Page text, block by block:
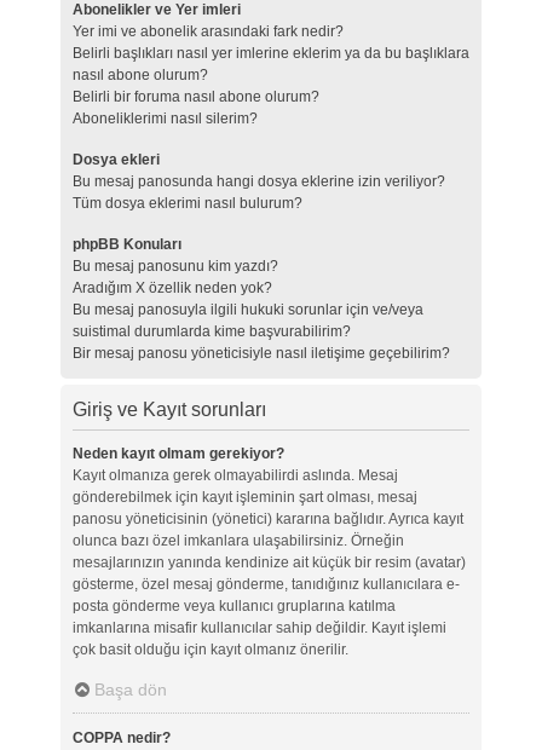
Abonelikler ve Yer imleri
Yer imi ve abonelik arasındaki fark nedir?
Belirli başlıkları nasıl yer imlerine eklerim ya da bu başlıklara
nasıl abone olurum?
Belirli bir foruma nasıl abone olurum?
Aboneliklerimi nasıl silerim?
Dosya ekleri
Bu mesaj panosunda hangi dosya eklerine izin veriliyor?
Tüm dosya eklerimi nasıl bulurum?
phpBB Konuları
Bu mesaj panosunu kim yazdı?
Aradığım X özellik neden yok?
Bu mesaj panosuyla ilgili hukuki sorunlar için ve/veya
suistimal durumlarda kime başvurabilirim?
Bir mesaj panosu yöneticisiyle nasıl iletişime geçebilirim?
Giriş ve Kayıt sorunları
Neden kayıt olmam gerekiyor?
Kayıt olmanıza gerek olmayabilirdi aslında. Mesaj
gönderebilmek için kayıt işleminin şart olması, mesaj
panosu yöneticisinin (yönetici) kararına bağlıdır. Ayrıca kayıt
olunca bazı özel imkanlara ulaşabilirsiniz. Örneğin
mesajlarınızın yanında kendinize ait küçük bir resim (avatar)
gösterme, özel mesaj gönderme, tanıdığınız kullanıcılara e-
posta gönderme veya kullanıcı gruplarına katılma
imkanlarına misafir kullanıcılar sahip değildir. Kayıt işlemi
çok basit olduğu için kayıt olmanız önerilir.
Başa dön
COPPA nedir?